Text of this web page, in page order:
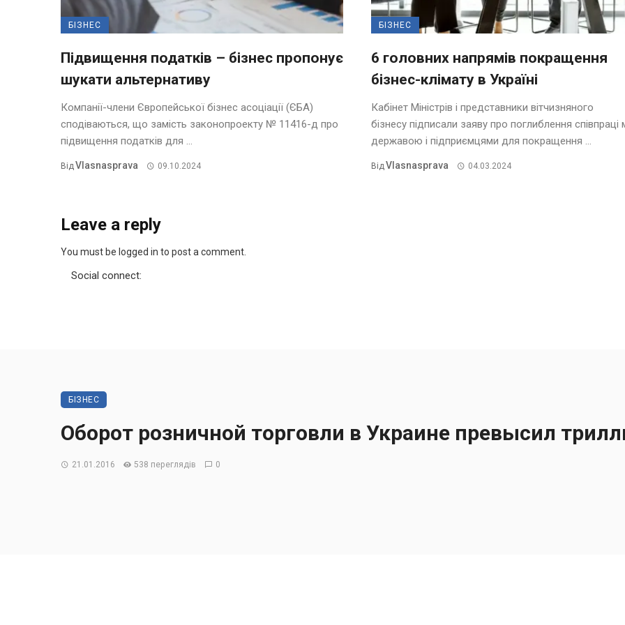
БІЗНЕС
Підвищення податків – бізнес пропонує
шукати альтернативу
Компанії-члени Європейської бізнес асоціації (ЄБА)
сподіваються, що замість законопроекту № 11416-д про
підвищення податків для ...
ВідVlasnasprava 09.10.2024
БІЗНЕС
6 головних напрямів покращення
бізнес-клімату в Україні
Кабінет Міністрів і представники вітчизняного
бізнесу підписали заяву про поглиблення співпраці
державою і підприємцями для покращення ...
ВідVlasnasprava 04.03.2024
Leave a reply
You must be logged in to post a comment.
Social connect:
БІЗНЕС
Оборот розничной торговли в Украине превысил
21.01.2016 538 переглядів 0